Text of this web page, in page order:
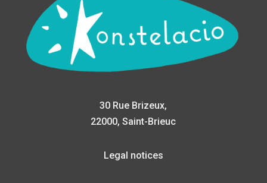
30 Rue Brizeux,
22000, Saint-Brieuc
Legal notices